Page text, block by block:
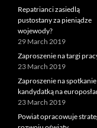
Repatrianci zasiedlą
pustostany za pieniądze
wojewody?
29 March 2019
Zaproszenie na targi
23 March 2019
Zaproszenie na spotkanie
kandydatką na
23 March 2019
Powiat opracowuje